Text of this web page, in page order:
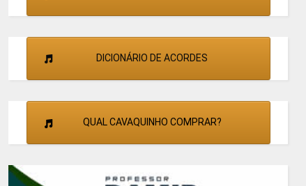
DICIONÁRIO DE ACORDES
QUAL CAVAQUINHO COMPRAR?